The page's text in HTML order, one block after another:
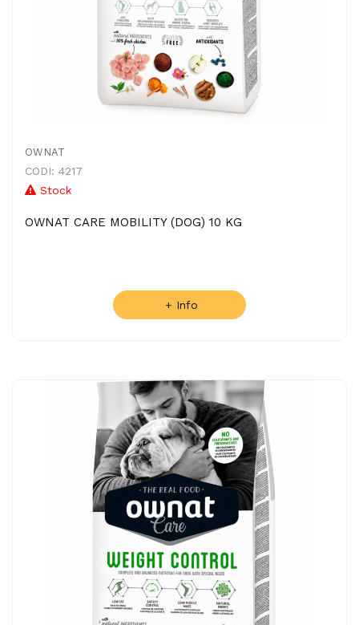
OWNAT
CODI: 4217
Stock
OWNAT CARE MOBILITY (DOG) 10 KG
+ Info